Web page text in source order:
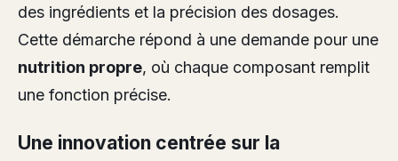
des ingrédients et la précision des dosages.
Cette démarche répond à une demande pour une
nutrition propre, où chaque composant remplit
une fonction précise.
Une innovation centrée sur la